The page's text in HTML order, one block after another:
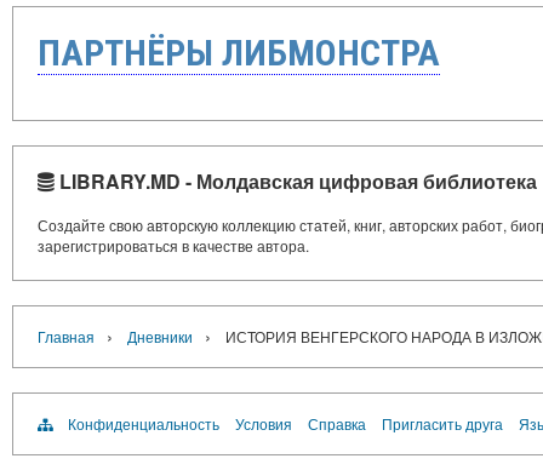
ПАРТНЁРЫ ЛИБМОНСТРА
LIBRARY.MD - Молдавская цифровая библиотека
Создайте свою авторскую коллекцию статей, книг, авторских работ,
зарегистрироваться в качестве автора.
Главная › Дневники › ИСТОРИЯ ВЕНГЕРСКОГО НАРОДА В
Конфиденциальность Условия Справка Пригласить друга